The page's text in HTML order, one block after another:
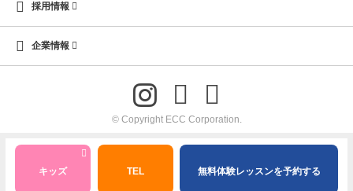
キッズ TEL 無料体験レッスンを予約する
採用情報
企業情報
© Copyright ECC Corporation.